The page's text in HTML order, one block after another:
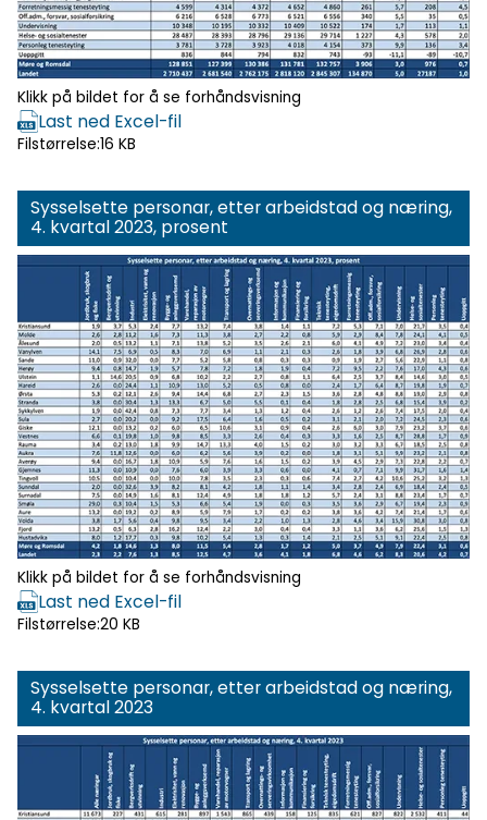
Klikk på bildet for å se forhåndsvisning
Last ned Excel-fil
Filstørrelse:16 KB
Sysselsette personar, etter arbeidstad og næring,
4. kvartal 2023, prosent
Klikk for
forhåndsvisning
Klikk på bildet for å se forhåndsvisning
Last ned Excel-fil
Filstørrelse:20 KB
Sysselsette personar, etter arbeidstad og næring,
4. kvartal 2023